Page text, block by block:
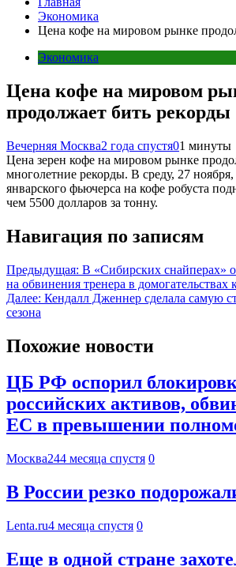
Экономика
Цена кофе на мировом рынке
Экономика
Цена кофе на мировом
продолжает бить рекорды
Вечерняя Москва2 года спустя01 минуты
Цена зерен кофе на мировом рынке
многолетние рекорды. В среду, 27 ноября,
январского фьючерса на кофе робуста
чем 5500 долларов за тонну.
Навигация по записям
Предыдущая: В «Сибирских снайперах»
на обвинения тренера в домогательствах
Далее: Кендалл Дженнер сделала самую
сезона
Похожие новости
ЦБ РФ оспорил
российских активов,
ЕС в превышении
Москва244 месяца спустя 0
В России резко
Lenta.ru4 месяца спустя 0
Еще в одной стране